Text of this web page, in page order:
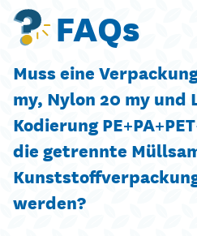
FAQs
Muss eine
my, Nylon 20 my und
Kodierung
die getrennte
werden?